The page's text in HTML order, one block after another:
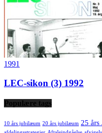
1991
LEC-sikon (3) 1992
Populære tags
10 års jubilæum 20 års jubilæum 25